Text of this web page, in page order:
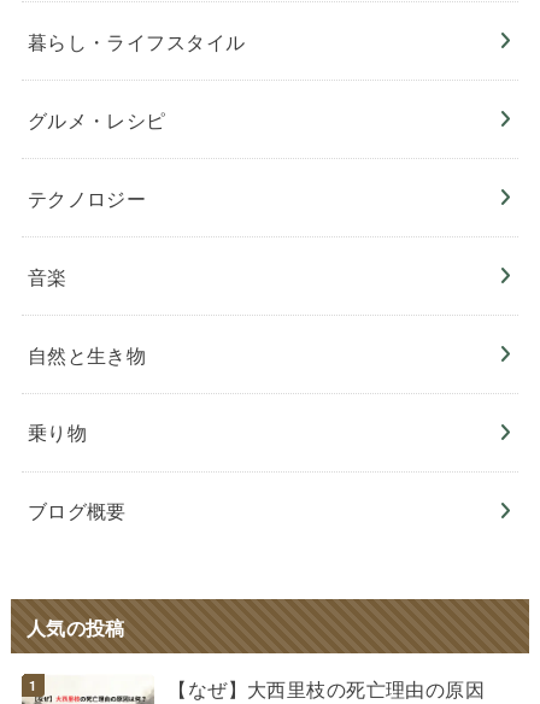
暮らし・ライフスタイル
グルメ・レシピ
テクノロジー
音楽
自然と生き物
乗り物
ブログ概要
人気の投稿
【なぜ】大西里枝の死亡理由の原因